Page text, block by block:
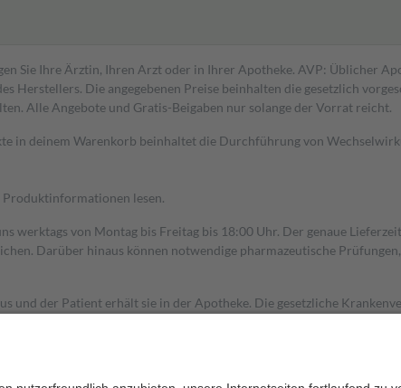
Sie Ihre Ärztin, Ihren Arzt oder in Ihrer Apotheke. AVP: Üblicher
Die angegebenen Preise beinhalten die gesetzlich
Alle Angebote und Gratis-Beigaben nur solange der Vorrat reicht.
in deinem Warenkorb beinhaltet die Durchführung von
lesen.
werktags von Montag bis Freitag bis 18:00 Uhr. Der genaue
Darüber hinaus können notwendige pharmazeutische
und der Patient erhält sie in der Apotheke. Die gesetzliche
Abgabepreises,